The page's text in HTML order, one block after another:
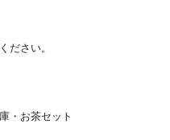
ださい。
・お茶セット